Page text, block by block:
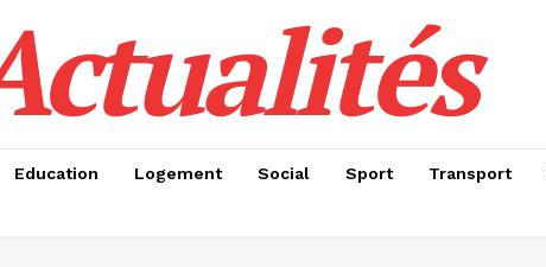
Education Logement Social Sport Transport